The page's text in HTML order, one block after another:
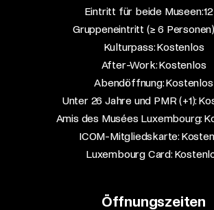
Eintritt für beide Museen:
Gruppeneintritt (≥ 6
Kulturpass: Kostenlos​
After-Work: Kostenlos​
Abendöffnung: Kostenlos​
Unter 26 Jahre und PMR (+1):
Amis des Musées Luxembourg:
ICOM-Mitgliedskarte:
Luxembourg Card:
Öffnungszeiten